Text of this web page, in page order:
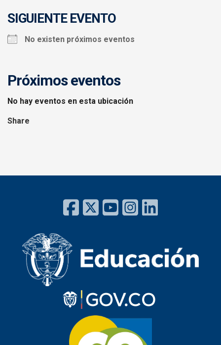
SIGUIENTE EVENTO
No existen próximos eventos
Próximos eventos
No hay eventos en esta ubicación
Share